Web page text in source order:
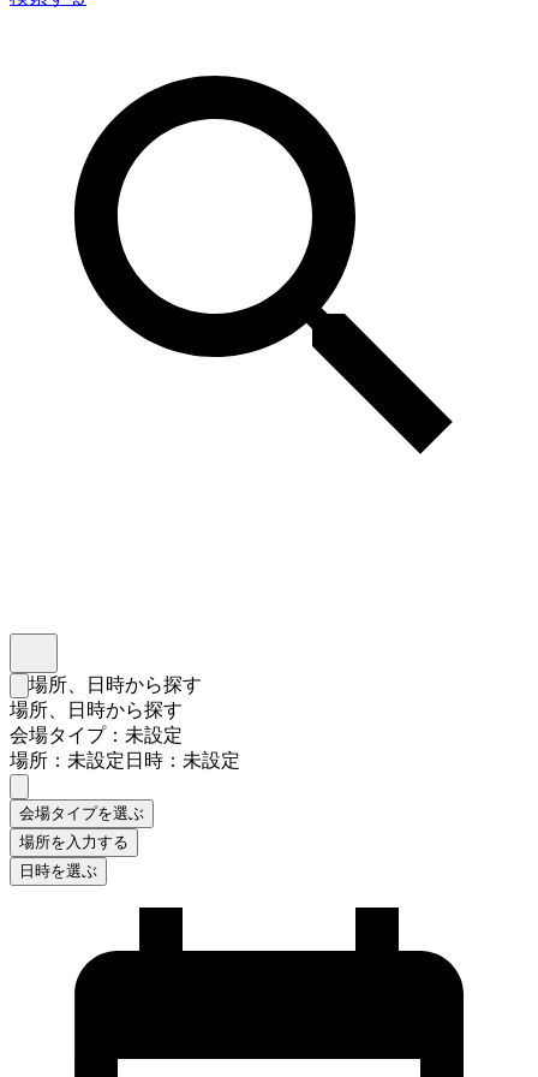
検索フォームを閉じる
場所、日時から探す
場所、日時から探す
会場タイプ：未設定
場所：未設定日時：未設定
会場タイプを選ぶ
場所を入力する
日時を選ぶ